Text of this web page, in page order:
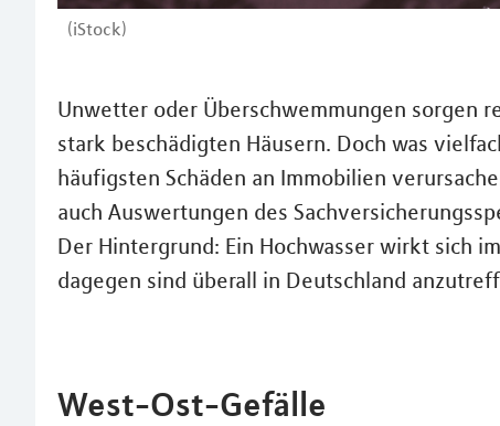
(iStock)
Unwetter oder Überschwemmungen sorgen
stark beschädigten Häusern. Doch was
häufigsten Schäden an Immobilien
auch Auswertungen des
Der Hintergrund: Ein Hochwasser wirkt sich
dagegen sind überall in Deutschland
West-Ost-Gefälle